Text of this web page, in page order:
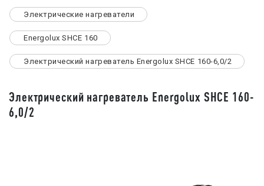
Электрические нагреватели
Energolux SHCE 160
Электрический нагреватель Energolux SHCE 160-6,0/2
Электрический нагреватель Energolux SHCE 160-
6,0/2